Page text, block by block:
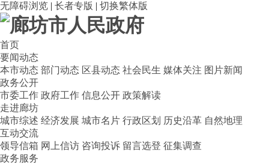
无障碍浏览 | 长者专版 | 切换繁体版
首页
要闻动态
本市动态 部门动态 区县动态 社会民生 媒体关注 图片新闻
政务公开
市委工作 政府工作 信息公开 政策解读
走进廊坊
城市综述 经济发展 城市名片 行政区划 历史沿革 自然地理
互动交流
领导信箱 网上信访 咨询投诉 留言选登 征集调查
政务服务